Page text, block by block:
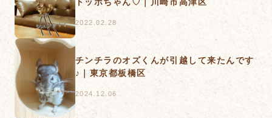
トッポちゃん♡｜川崎市高津区
2022.02.28
チンチラのオズくんが引越して来たんです
♪｜東京都板橋区
2024.12.06